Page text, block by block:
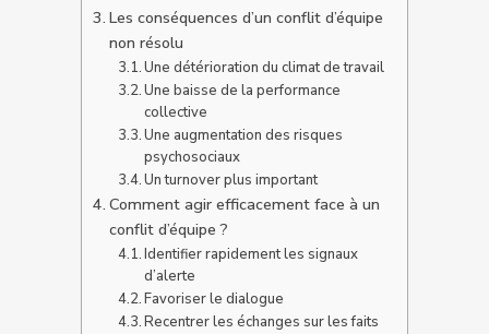
Les conséquences d’un conflit d’équipe
non résolu
Une détérioration du climat de travail
Une baisse de la performance
collective
Une augmentation des risques
psychosociaux
Un turnover plus important
Comment agir efficacement face à un
conflit d’équipe ?
Identifier rapidement les signaux
d’alerte
Favoriser le dialogue
Recentrer les échanges sur les faits